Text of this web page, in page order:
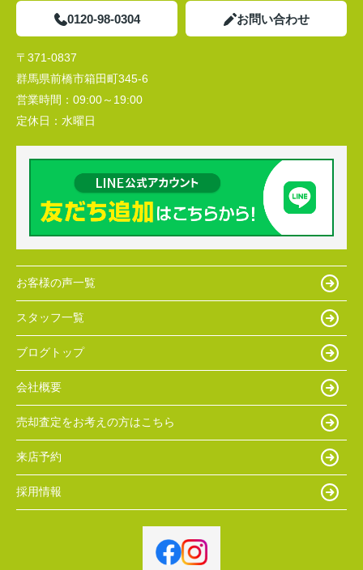
0120-98-0304 お問い合わせ
〒371-0837
群馬県前橋市箱田町345-6
営業時間： 09:00～19:00
定休日： 水曜日
お客様の声一覧
スタッフ一覧
ブログトップ
会社概要
売却査定をお考えの方はこちら
来店予約
採用情報